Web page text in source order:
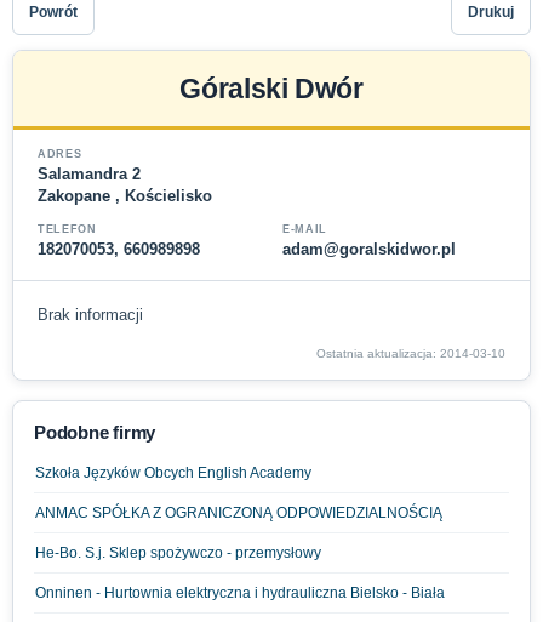
Powrót Drukuj
Góralski Dwór
ADRES
Salamandra 2
Zakopane , Kościelisko
TELEFON
182070053, 660989898
E-MAIL
adam@goralskidwor.pl
Brak informacji
Ostatnia aktualizacja: 2014-03-10
Podobne firmy
Szkoła Języków Obcych English Academy
ANMAC SPÓŁKA Z OGRANICZONĄ ODPOWIEDZIALNOŚCIĄ
He-Bo. S.j. Sklep spożywczo - przemysłowy
Onninen - Hurtownia elektryczna i hydrauliczna Bielsko - Biała